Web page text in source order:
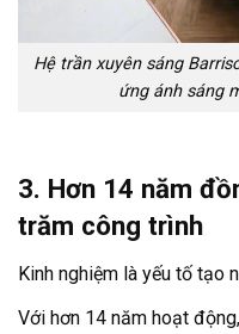
Hệ trần xuyên sáng
ứng ánh sáng
3. Hơn 14 năm
trăm công trình
Kinh nghiệm là yếu tố tạo
Với hơn 14 năm hoạt